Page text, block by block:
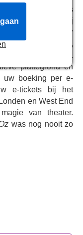
Gary Wilmot as
the Oscar-winning
Follow The
The Wizard with
Webber and Tim
will be a magical
u rechtstreeks
Theatre. Wij
van tickets voor
tot kortingstickets,
kunt kiezen.
plattegrond en
uw boeking per e-
e-tickets bij het
en West End
van theater.
was nog nooit zo